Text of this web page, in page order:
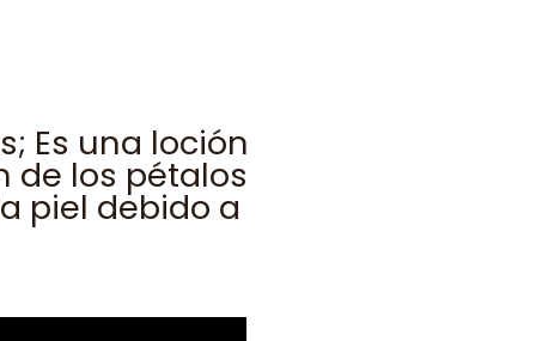
Es una loción
de los pétalos
piel debido a